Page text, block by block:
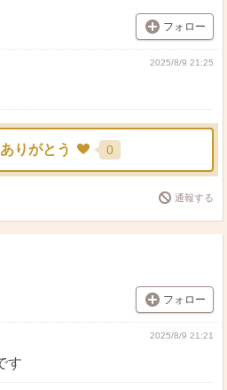
フォロー
2025/8/9 21:25
ありがとう 0
通報する
フォロー
2025/8/9 21:21
す